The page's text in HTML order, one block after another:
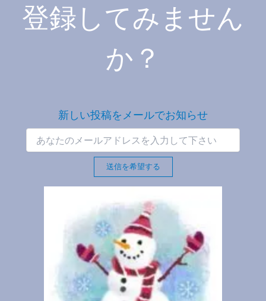
登録してみません
か？
新しい投稿をメールでお知らせ
送信を希望する